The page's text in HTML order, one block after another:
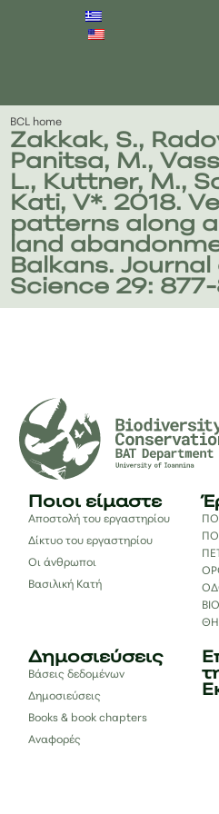
BCL home
Zakkak, S.,
Panitsa, M.,
L., Kuttner, M.,
Kati, V*. 2018.
patterns along
land
Balkans.
Science 29:
Ποιοι είμαστε
Αποστολή του εργαστηρίου
Δίκτυο του εργαστηρίου
Οι άνθρωποι
Βασιλική Κατή
Δημοσιεύσεις
Βάσεις δεδομένων
Δημοσιεύσεις
Books & book chapters
Αναφορές